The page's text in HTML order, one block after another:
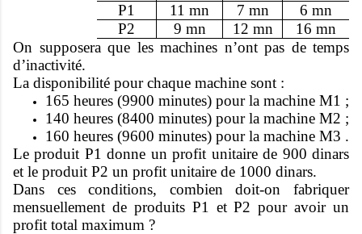
P1
11 mn 7 mn
6 mn
P2
9 mn 12 mn
16 mn
On supposera que les machines n’ont pas de temps
d’inactivité.
La disponibilité pour chaque machine sont :
165 heures (9900 minutes) pour la machine M1 ;
140 heures (8400 minutes) pour la machine M2 ;
160 heures (9600 minutes) pour la machine M3 .
Le produit P1 donne un profit unitaire de 900 dinars
et le produit P2 un profit unitaire de 1000 dinars.
Dans ces conditions, combien doit-on fabriquer
mensuellement de produits P1 et P2 pour avoir un
profit total maximum ?